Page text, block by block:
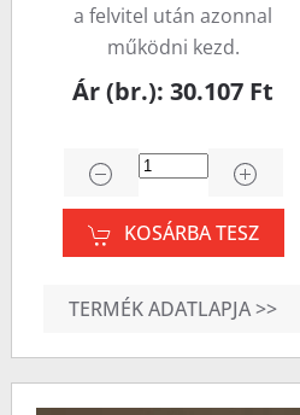
a felvitel után azonnal
működni kezd.
Ár (br.): 30.107 Ft
KOSÁRBA TESZ
TERMÉK ADATLAPJA >>